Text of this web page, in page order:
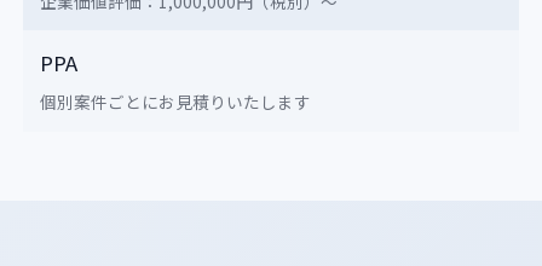
PPA
個別案件ごとにお見積りいたします